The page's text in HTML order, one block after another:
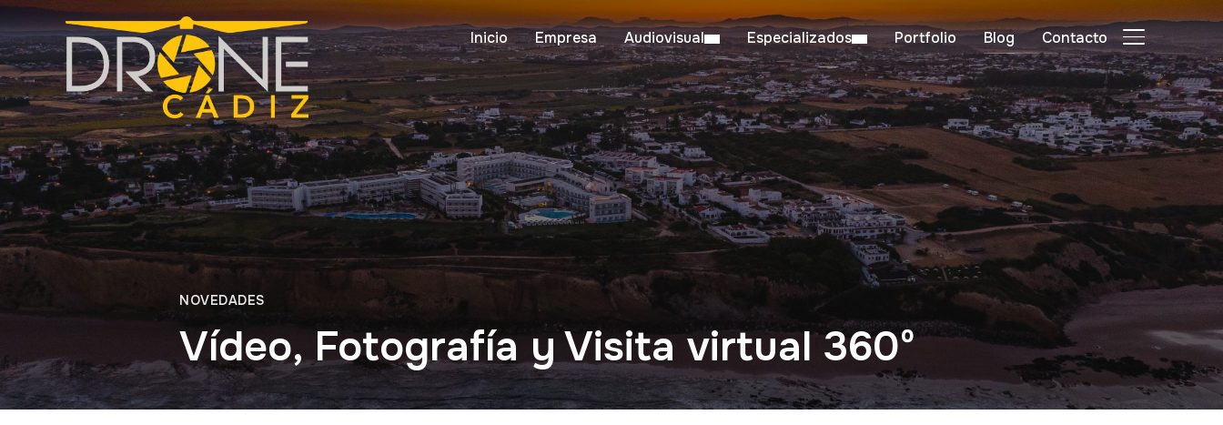
ALTERNAR
Inicio Empresa Audiovisual Especializados Portfolio Blog Contacto
NOVEDADES
Vídeo, Fotografía y Visita virtual 360º